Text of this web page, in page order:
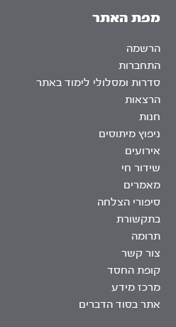
מפת האתר
הרשמה
התחברות
סדרות ומסלולי לימוד באתר
הרצאות
חנות
ניפוץ מיתוסים
אירועים
שידור חי
מאמרים
סיפורי הצלחה
בתקשורת
תרומה
צור קשר
קופת החסד
מרכז מידע
אתר בסוד הדברים